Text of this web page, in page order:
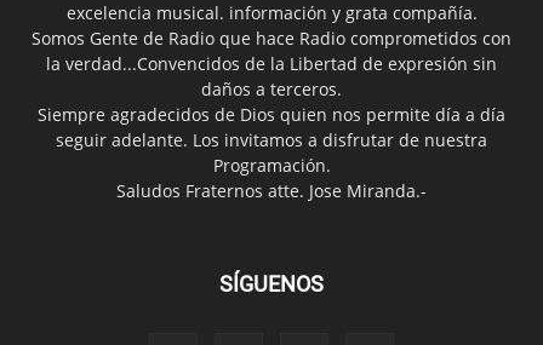
excelencia musical. información y grata compañía.
Somos Gente de Radio que hace Radio comprometidos con
la verdad...Convencidos de la Libertad de expresión sin
daños a terceros.
Siempre agradecidos de Dios quien nos permite día a día
seguir adelante. Los invitamos a disfrutar de nuestra
Programación.
Saludos Fraternos atte. Jose Miranda.-
SÍGUENOS